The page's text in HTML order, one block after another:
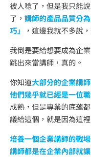
被人唸了，但是我只能
了， 講師的產品品質分
巧」
，這邊我就不多說
我倒是要給想要成為企
跳出來當講師，真的。
你知道大部分的企業講
他們幾乎就已經是一位
成熟，但是專業的底蘊
議給這個，就是因為這
培養一個企業講師的戰
講師都是在企業內部就